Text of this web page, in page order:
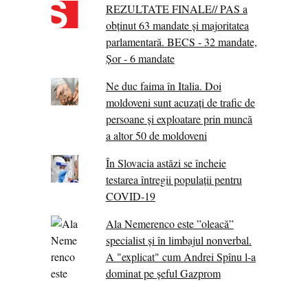
REZULTATE FINALE// PAS a
obținut 63 mandate și majoritatea
parlamentară. BECS - 32 mandate,
Șor - 6 mandate
Ne duc faima în Italia. Doi
moldoveni sunt acuzați de trafic de
persoane și exploatare prin muncă
a altor 50 de moldoveni
În Slovacia astăzi se încheie
testarea întregii populații pentru
COVID-19
Ala Nemerenco este ”oleacă”
specialist și în limbajul nonverbal.
A "explicat" cum Andrei Spînu l-a
dominat pe șeful Gazprom